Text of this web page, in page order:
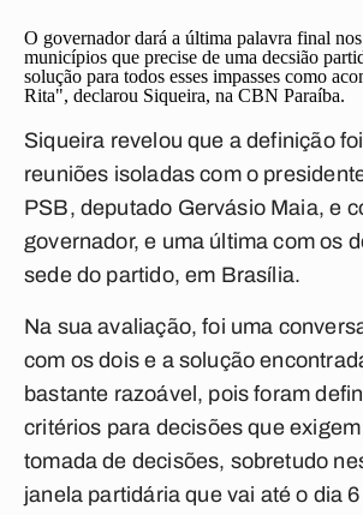
O governador dará a última palavra final nos
municípios que precise de uma decsião
solução para todos esses impasses como
Rita", declarou Siqueira, na CBN Paraíba.
Siqueira revelou que a definição
reuniões isoladas com o
PSB, deputado Gervásio Maia, e
governador, e uma última com os
sede do partido, em Brasília.
Na sua avaliação, foi uma
com os dois e a solução
bastante razoável, pois foram
critérios para decisões que
tomada de decisões, sobretudo
janela partidária que vai até o dia